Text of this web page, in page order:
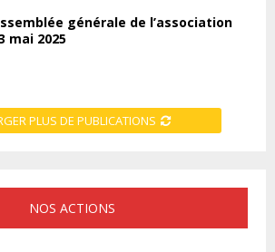
générale de l’association
mai 2025
PLUS DE PUBLICATIONS
NOS ACTIONS